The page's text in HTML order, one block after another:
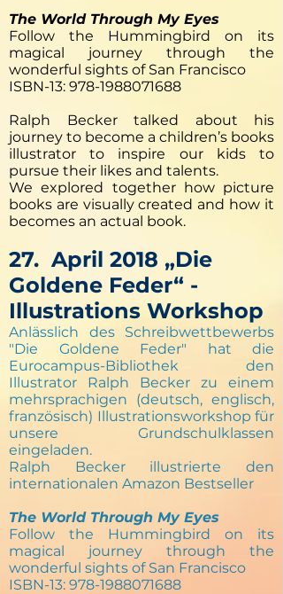
The World Through My Eyes
Follow the Hummingbird on its
magical journey through the
wonderful sights of San Francisco
ISBN-13: 978-1988071688
Ralph Becker talked about his
journey to become a children’s books
illustrator to inspire our kids to
pursue their likes and talents.
We explored together how picture
books are visually created and how it
becomes an actual book.
27. April 2018 „Die
Goldene Feder“ -
Illustrations Workshop
Anlässlich des Schreibwettbewerbs
"Die Goldene Feder" hat die
Eurocampus-Bibliothek den
Illustrator Ralph Becker zu einem
mehrsprachigen (deutsch, englisch,
französisch) Illustrationsworkshop für
unsere Grundschulklassen
eingeladen.
Ralph Becker illustrierte den
internationalen Amazon Bestseller
The World Through My Eyes
Follow the Hummingbird on its
magical journey through the
wonderful sights of San Francisco
ISBN-13: 978-1988071688